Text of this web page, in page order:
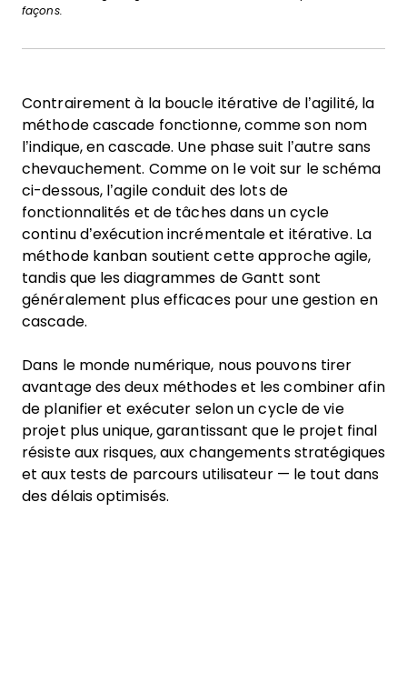
façons.
Contrairement à la boucle itérative de l’agilité, la
méthode cascade fonctionne, comme son nom
l’indique, en cascade. Une phase suit l’autre sans
chevauchement. Comme on le voit sur le schéma
ci-dessous, l’agile conduit des lots de
fonctionnalités et de tâches dans un cycle
continu d’exécution incrémentale et itérative. La
méthode kanban soutient cette approche agile,
tandis que les diagrammes de Gantt sont
généralement plus efficaces pour une gestion en
cascade.
Dans le monde numérique, nous pouvons tirer
avantage des deux méthodes et les combiner afin
de planifier et exécuter selon un cycle de vie
projet plus unique, garantissant que le projet final
résiste aux risques, aux changements stratégiques
et aux tests de parcours utilisateur — le tout dans
des délais optimisés.